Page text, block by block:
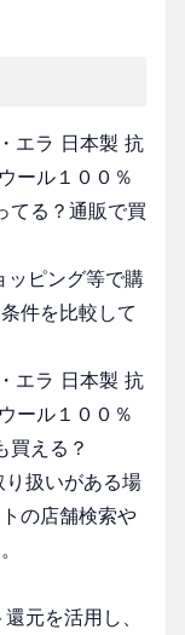
エラ 日本製 抗
ール１００％
てる？通販で買
ピング等で購
件を比較して
エラ 日本製 抗
ール１００％
買える？
扱いがある場
の店舗検索や
元を活用し、